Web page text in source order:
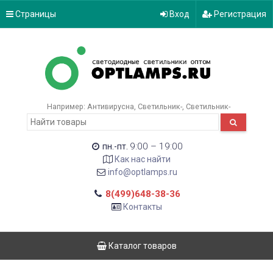
Страницы Вход Регистрация
Например: Антивирусна Светильник- Светильник-
пн.-пт. 9:00 – 19:00
Как нас найти
info@optlamps.ru
8(499)648-38-36
Контакты
Каталог товаров